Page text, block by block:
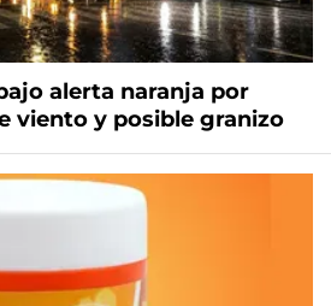
alerta naranja por
viento y posible granizo